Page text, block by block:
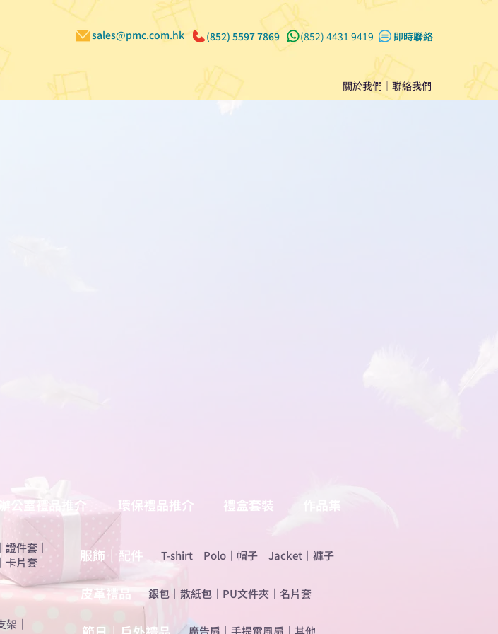
sales@pmc.com.hk (852) 5597 7869 (852) 4431 9419 ​即時聯絡
關於我們 ｜聯絡我們
辦公室禮品推介 環保禮品推介 禮盒套裝 作品集
｜ 證件套 ｜
｜ 卡片套
架 ｜
服飾｜配件 T-shirt ｜ Polo ｜ 帽子 ｜ Jacket ｜ 褲子
​皮革禮品 ​銀包 ｜ 散紙包 ｜ PU文件夾 ｜ 名片套
​廣告扇 ｜ 手提電風扇 ｜ 其他